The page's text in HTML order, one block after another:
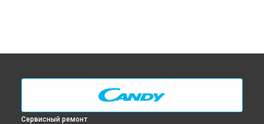
Сервисный ремонт